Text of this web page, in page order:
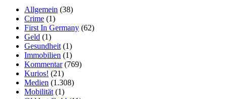
Allgemein (38)
Crime (1)
First In Germany (62)
Geld (1)
Gesundheit (1)
Immobilien (1)
Kommentar(769)
Kurios! (21)
Medien (1.308)
Mobilität (1)